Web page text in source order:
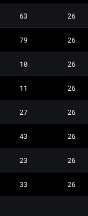
63 26
79 26
10 26
11 26
27 26
43 26
23 26
33 26